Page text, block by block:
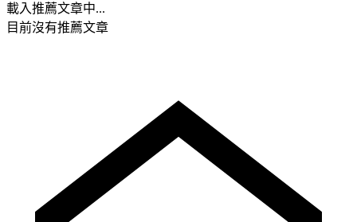
載入推薦文章中...
目前沒有推薦文章